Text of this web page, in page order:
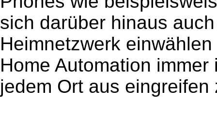
sich darüber hinaus
Heimnetzwerk
Home Automation
jedem Ort aus eingreifen